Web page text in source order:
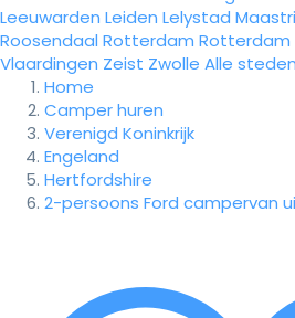
Leeuwarden Leiden Lelystad
Roosendaal Rotterdam Rotterdam
Vlaardingen Zeist Zwolle Alle steden
Home
Camper huren
Verenigd Koninkrijk
Engeland
Hertfordshire
2-persoons Ford campervan